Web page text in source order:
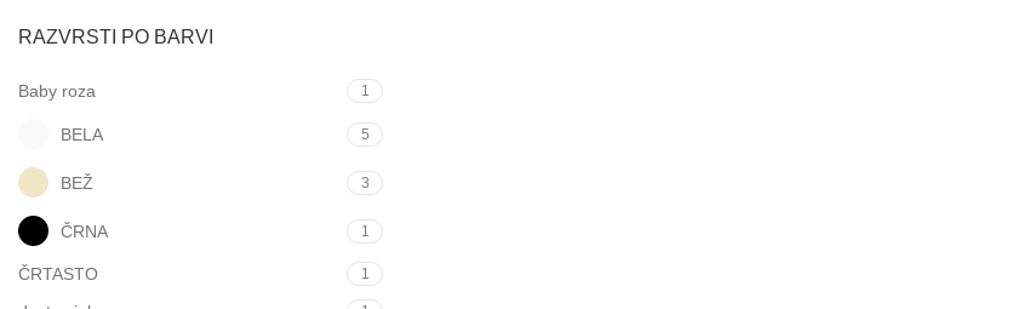
RAZVRSTI PO BARVI
Baby roza 1
BELA 5
BEŽ 3
ČRNA 1
ČRTASTO 1